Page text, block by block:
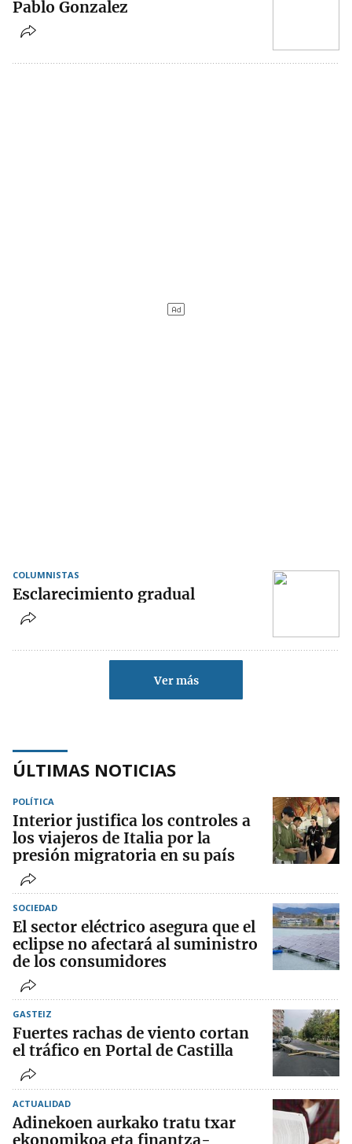
Pablo Gonzalez
COLUMNISTAS
Esclarecimiento gradual
Ver más
ÚLTIMAS NOTICIAS
POLÍTICA
Interior justifica los controles a
los viajeros de Italia por la
presión migratoria en su país
SOCIEDAD
El sector eléctrico asegura que el
eclipse no afectará al suministro
de los consumidores
GASTEIZ
Fuertes rachas de viento cortan
el tráfico en Portal de Castilla
ACTUALIDAD
Adinekoen aurkako tratu txar
ekonomikoa eta finantza-